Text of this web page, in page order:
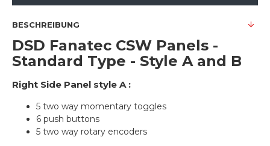
BESCHREIBUNG
DSD Fanatec CSW Panels -
Standard Type - Style A and B
Right Side Panel style A :
5 two way momentary toggles
6 push buttons
5 two way rotary encoders